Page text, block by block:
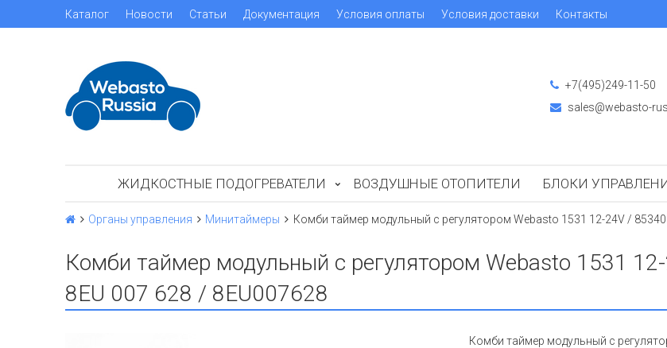
Каталог Новости Статьи Документация Условия оплаты Условия доставки Контакты
+7(495)249-11-50
sales@webasto-
ЖИДКОСТНЫЕ ПОДОГРЕВАТЕЛИ ВОЗДУШНЫЕ ОТОПИТЕЛИ БЛОКИ
Органы управления Минитаймеры Комби таймер модульный с регулятором Webasto 1531 12-24V /
Комби таймер модульный с регулятором Webasto 1531
8EU 007 628 / 8EU007628
Комби таймер модульный с